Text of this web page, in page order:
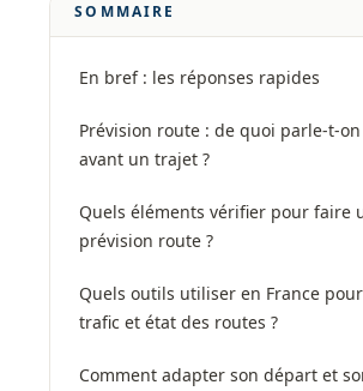
SOMMAIRE
En bref : les réponses rapides
Prévision route : de quoi parle-t-
avant un trajet ?
Quels éléments vérifier pour faire
prévision route ?
Quels outils utiliser en France
trafic et état des routes ?
Comment adapter son départ et